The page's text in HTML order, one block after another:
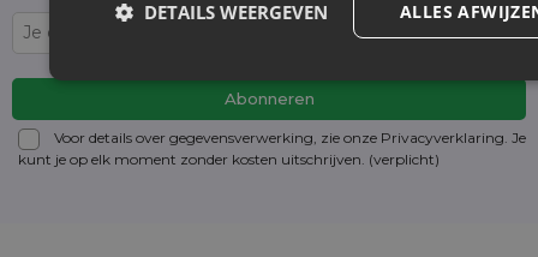
Voor details over gegevensverwerking, zie onze Privacyverklaring. Je
kunt je op elk moment zonder kosten uitschrijven. (verplicht)
ALLES
DETAILS WEERGEVEN